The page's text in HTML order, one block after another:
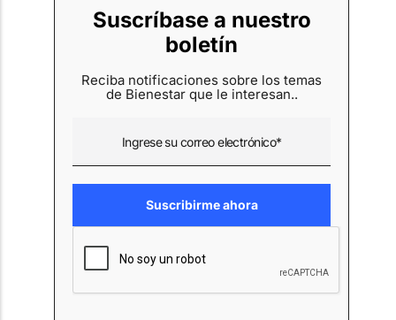
Suscríbase a nuestro
boletín
Reciba notificaciones sobre los temas
de Bienestar que le interesan..